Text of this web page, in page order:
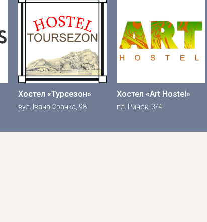
Хостел «Турсезон»
вул. Івана Франка, 98
Хостел «Art Hostel»
пл. Ринок, 3/4